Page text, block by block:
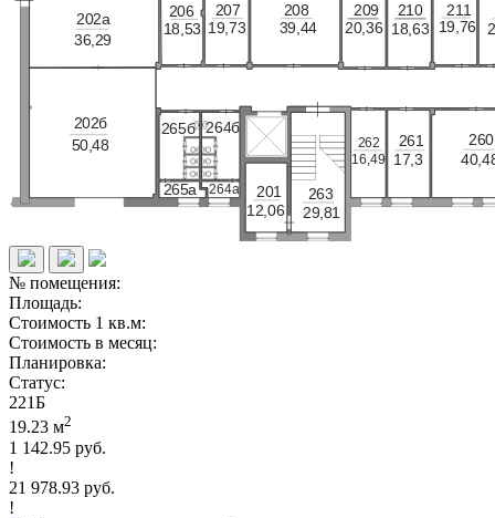
201
206
202б
202а
207 208 209 210 211
12,06
18,53
50,48
36,29
19,73 39,44 20,36 18,63 19,76
260
261
262
263
264а
265а
264б
265б
17,3
16,49
29,81
№ помещения:
Площадь:
Стоимость 1 кв.м:
Стоимость в месяц:
Планировка:
Статус:
221Б
19.23 м2
1 142.95 руб.
!
21 978.93 руб.
!